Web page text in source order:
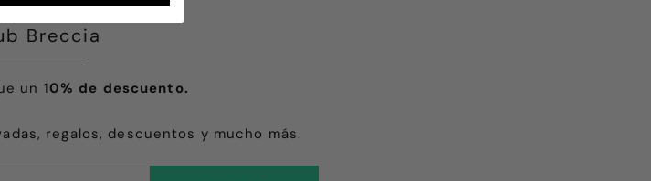
Breccia
un 10% de descuento.
regalos, descuentos y mucho más.